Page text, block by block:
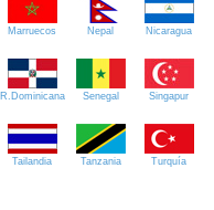
Marruecos Nepal Nicaragua
R.Dominicana Senegal Singapur
Tailandia Tanzania Turquía